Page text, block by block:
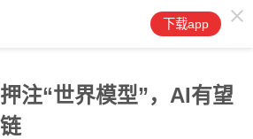
下载app
注“世界模型”，AI有望